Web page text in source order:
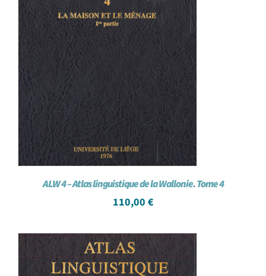
ALW 4 – Atlas linguistique de la Wallonie. Tome 4
110,00 €